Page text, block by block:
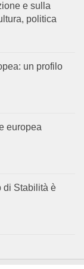
e sulla
politica
un profilo
europea
di Stabilità è